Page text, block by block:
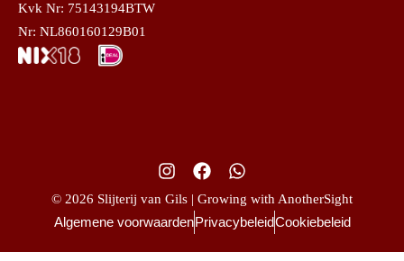
Kvk Nr: 75143194BTW
Nr: NL860160129B01
© 2026 Slijterij van Gils | Growing with AnotherSight
Algemene voorwaardenPrivacybeleidCookiebeleid